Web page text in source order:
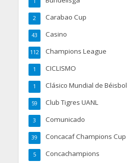
Carabao Cup
2
Casino
43
Champions League
112
CICLISMO
1
Clásico Mundial de Béisbol
1
Club Tigres UANL
59
Comunicado
3
Concacaf Champions Cup
39
Concachampions
5